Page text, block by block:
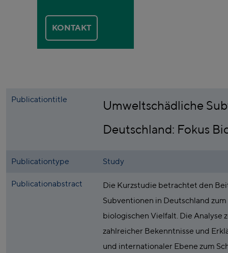
KONTAKT
Publicationtitle
Umweltschädliche
Deutschland: Fokus
Publicationtype Study
Publicationabstract
Die Kurzstudie betrachtet den
Subventionen in Deutschland
biologischen Vielfalt. Die Analyse
zahlreicher Bekenntnisse und
und internationaler Ebene zum